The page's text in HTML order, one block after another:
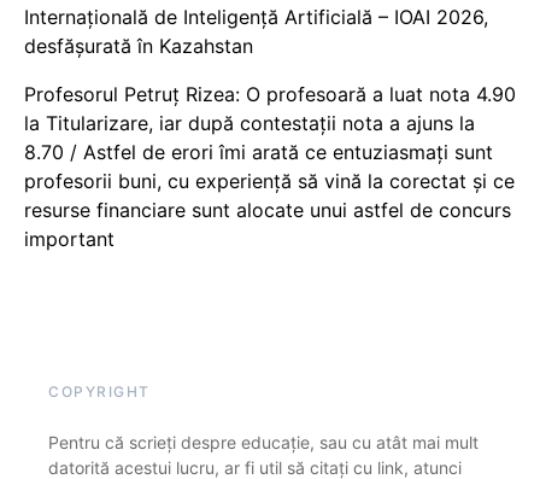
Internațională de Inteligență Artificială – IOAI 2026,
desfășurată în Kazahstan
Profesorul Petruț Rizea: O profesoară a luat nota 4.90
la Titularizare, iar după contestații nota a ajuns la
8.70 / Astfel de erori îmi arată ce entuziasmați sunt
profesorii buni, cu experiență să vină la corectat și ce
resurse financiare sunt alocate unui astfel de concurs
important
COPYRIGHT
Pentru că scrieți despre educație, sau cu atât mai mult
datorită acestui lucru, ar fi util să citați cu link, atunci